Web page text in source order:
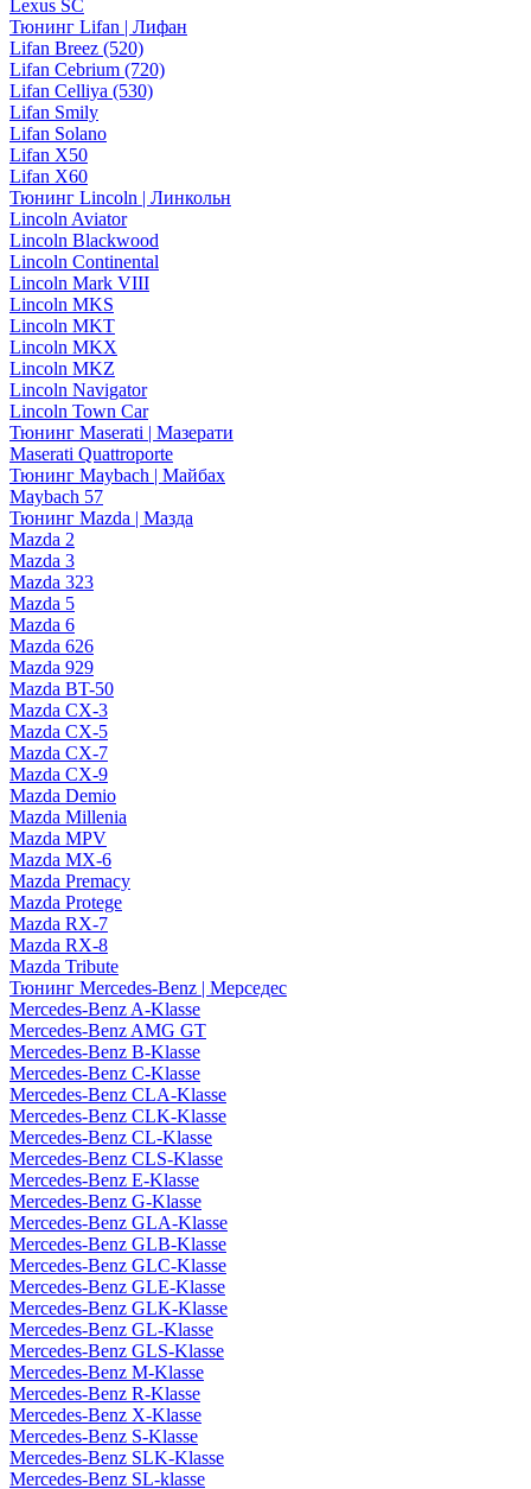
Lexus SC
Тюнинг Lifan | Лифан
Lifan Breez (520)
Lifan Cebrium (720)
Lifan Celliya (530)
Lifan Smily
Lifan Solano
Lifan X50
Lifan X60
Тюнинг Lincoln | Линкольн
Lincoln Aviator
Lincoln Blackwood
Lincoln Continental
Lincoln Mark VIII
Lincoln MKS
Lincoln MKT
Lincoln MKX
Lincoln MKZ
Lincoln Navigator
Lincoln Town Car
Тюнинг Maserati | Мазерати
Maserati Quattroporte
Тюнинг Maybach | Майбах
Maybach 57
Тюнинг Mazda | Мазда
Mazda 2
Mazda 3
Mazda 323
Mazda 5
Mazda 6
Mazda 626
Mazda 929
Mazda BT-50
Mazda CX-3
Mazda CX-5
Mazda CX-7
Mazda CX-9
Mazda Demio
Mazda Millenia
Mazda MPV
Mazda MX-6
Mazda Premacy
Mazda Protege
Mazda RX-7
Mazda RX-8
Mazda Tribute
Тюнинг Mercedes-Benz | Мерседес
Mercedes-Benz A-Klasse
Mercedes-Benz AMG GT
Mercedes-Benz B-Klasse
Mercedes-Benz C-Klasse
Mercedes-Benz CLA-Klasse
Mercedes-Benz CLK-Klasse
Mercedes-Benz CL-Klasse
Mercedes-Benz CLS-Klasse
Mercedes-Benz E-Klasse
Mercedes-Benz G-Klasse
Mercedes-Benz GLA-Klasse
Mercedes-Benz GLB-Klasse
Mercedes-Benz GLC-Klasse
Mercedes-Benz GLE-Klasse
Mercedes-Benz GLK-Klasse
Mercedes-Benz GL-Klasse
Mercedes-Benz GLS-Klasse
Mercedes-Benz M-Klasse
Mercedes-Benz R-Klasse
Mercedes-Benz X-Klasse
Mercedes-Benz S-Klasse
Mercedes-Benz SLK-Klasse
Mercedes-Benz SL-klasse